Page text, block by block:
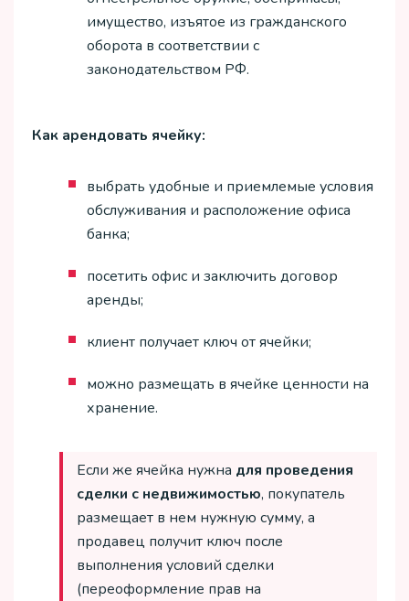
имущество, изъятое из гражданского
оборота в соответствии с
законодательством РФ.
Как арендовать ячейку:
выбрать удобные и приемлемые условия
обслуживания и расположение офиса
банка;
посетить офис и заключить договор
аренды;
клиент получает ключ от ячейки;
можно размещать в ячейке ценности на
хранение.
Если же ячейка нужна для проведения
сделки с недвижимостью, покупатель
размещает в нем нужную сумму, а
продавец получит ключ после
выполнения условий сделки
(переоформление прав на